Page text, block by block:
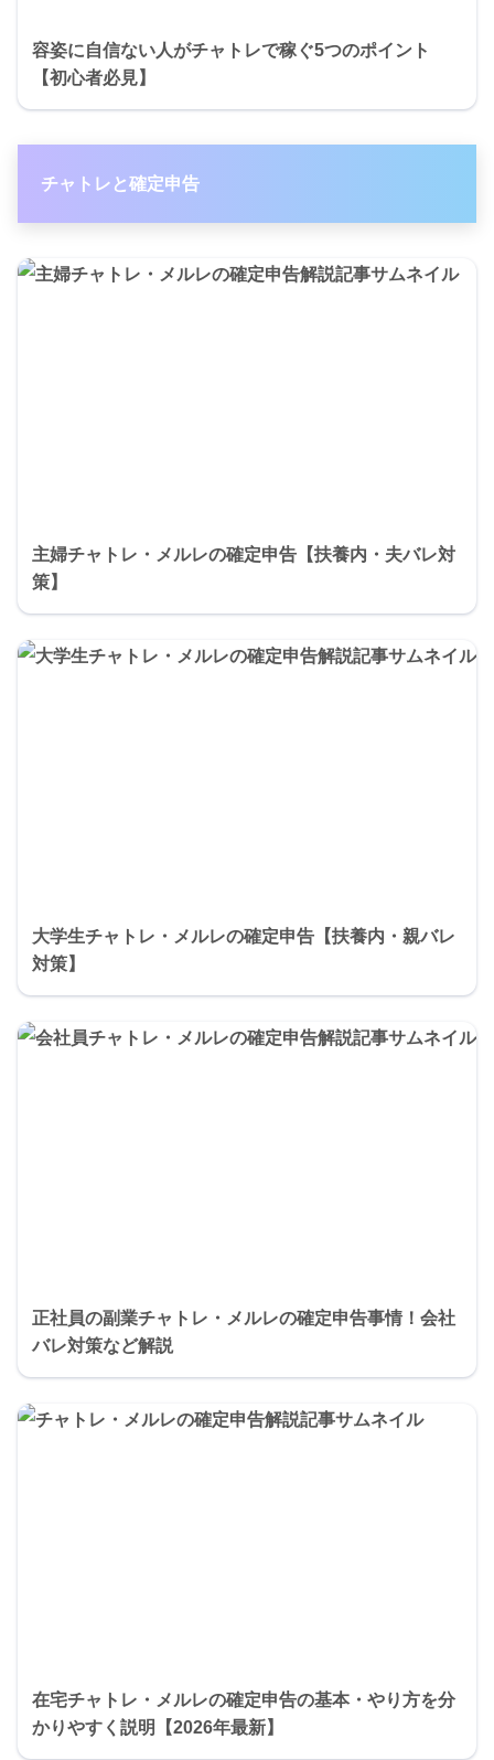
容姿に自信ない人がチャトレで稼ぐ5つのポイント
【初心者必見】
チャトレと確定申告
主婦チャトレ・メルレの確定申告【扶養内・夫バレ対
策】
大学生チャトレ・メルレの確定申告【扶養内・親バレ
対策】
正社員の副業チャトレ・メルレの確定申告事情！会社
バレ対策など解説
在宅チャトレ・メルレの確定申告の基本・やり方を分
かりやすく説明【2026年最新】